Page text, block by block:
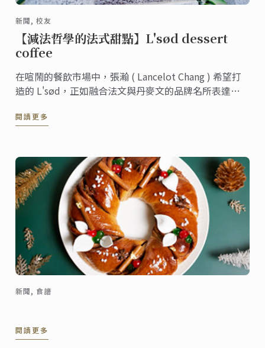
新聞, 校友
【減法哲學的法式甜點】L'sød dessert
coffee
在喧鬧的餐飲市場中，張瀚 ( Lancelot Chang ) 希望打
造的 L'sød，正如融合法文與丹麥文的品牌名所表達的
點堅持使用的新鮮優質食材，打造純粹、簡潔、乾淨的
閱讀更多
新聞, 食譜
閱讀更多